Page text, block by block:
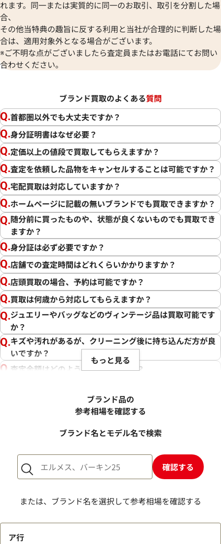
れます。同一または実質的に同一のお取引、取引を分割した場
合、
その他当特典の趣旨に反する利用と当社が合理的に判断した場
合は、適用対象外となる場合がございます。
※ご不明な点がございましたら査定員またはお電話にてお問い
合わせください。
ブランド買取のよくある質問
首都圏以外でも大丈夫ですか？
身分証明書はなぜ必要？
定価以上の値段で買取してもらえますか？
査定を依頼した品物をキャンセルすることは可能ですか？
宅配買取は対応していますか？
ホームページに記載の無いブランドでも買取できますか？
随分前に買ったものや、状態が良くないものでも買取でき
ますか？
身分証は必ず必要ですか？
店舗での査定時間はどれくらいかかりますか？
店頭買取の場合、予約は可能ですか？
買取は何歳から対応してもらえますか？
ジュエリーやバッグなどのヴィンテージ品は買取可能です
か？
キズや汚れがあるが、クリーニング後に持ち込んだ方が良
いですか？
査定金額はどのように決まりますか？
売却するか悩んでいるのですが、査定だけお願いできます
1点からでも査定できますか？
もっと見る
ブランド品の
参考相場を確認する
ブランド名とモデル名で検索
確認する
または、ブランド名を選択して参考相場を確認する
ア行